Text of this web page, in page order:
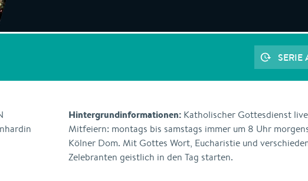
SERIE
Hintergrundinformationen: Katholischer Gottesdienst
Mitfeiern: montags bis samstags immer um 8 Uhr
Kölner Dom. Mit Gottes Wort, Eucharistie und
Zelebranten geistlich in den Tag starten.